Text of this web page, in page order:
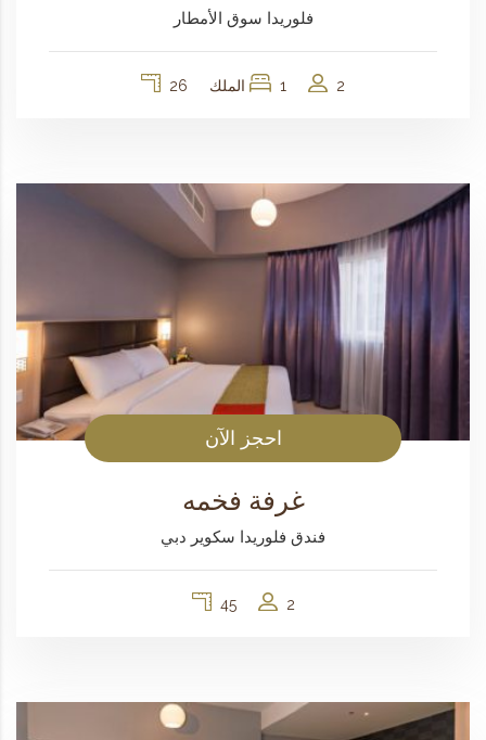
فلوريدا سوق الأمطار
2 1 الملك 26
احجز الآن
غرفة فخمه
فندق فلوريدا سكوير دبي
2
45